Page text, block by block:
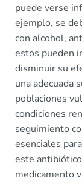
puede verse
ejemplo, se
con alcohol,
estos pueden
disminuir su
una adecuada
poblaciones
condiciones
seguimiento
esenciales
este
medicamento